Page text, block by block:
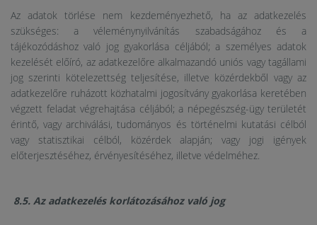
Az adatok törlése nem kezdeményezhető, ha az adatkezelés
szükséges: a véleménynyilvánítás szabadságához és a
tájékozódáshoz való jog gyakorlása céljából; a személyes adatok
kezelését előíró, az adatkezelőre alkalmazandó uniós vagy tagállami
jog szerinti kötelezettség teljesítése, illetve közérdekből vagy az
adatkezelőre ruházott közhatalmi jogosítvány gyakorlása keretében
végzett feladat végrehajtása céljából; a népegészség-ügy területét
érintő, vagy archiválási, tudományos és történelmi kutatási célból
vagy statisztikai célból, közérdek alapján; vagy jogi igények
előterjesztéséhez, érvényesítéséhez, illetve védelméhez.
8.5. Az adatkezelés korlátozásához való jog